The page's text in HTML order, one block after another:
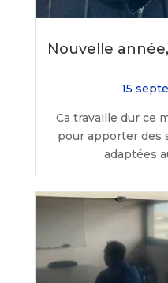
Nouvelle
15
Ca travaille dur ce
pour apporter des
adaptées